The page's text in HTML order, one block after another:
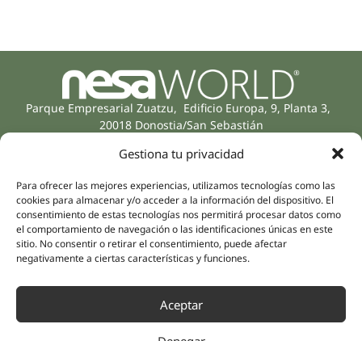
Gestiona tu privacidad
Para ofrecer las mejores experiencias, utilizamos tecnologías como las
cookies para almacenar y/o acceder a la información del dispositivo. El
consentimiento de estas tecnologías nos permitirá procesar datos como
el comportamiento de navegación o las identificaciones únicas en este
sitio. No consentir o retirar el consentimiento, puede afectar
negativamente a ciertas características y funciones.
Aceptar
Parque Empresarial Zuatzu, Edificio Europa, 9, Planta 3,
20018 Donostia/San Sebastián
Especialidades
Salud íntima
Sports
Salud mental
Neurología y dolor
Medicina estética
Compañía
Sobre nosotros
Equipo humano
Distribuidores
Partnerships
Nesa Academic